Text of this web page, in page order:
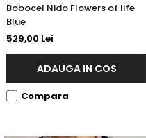
Bobocel Nido Flowers of life
Blue
529,00 Lei
ADAUGA IN COS
Compara